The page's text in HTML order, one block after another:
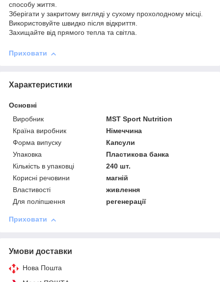
способу життя.
Зберігати у закритому вигляді у сухому прохолодному місці.
Використовуйте швидко після відкриття.
Захищайте від прямого тепла та світла.
Приховати
Характеристики
Основні
Виробник
MST Sport Nutrition
Країна виробник
Німеччина
Форма випуску
Капсули
Упаковка
Пластикова банка
Кількість в упаковці
240 шт.
Корисні речовини
магній
Властивості
живлення
Для поліпшення
регенерації
Приховати
Умови доставки
Нова Пошта